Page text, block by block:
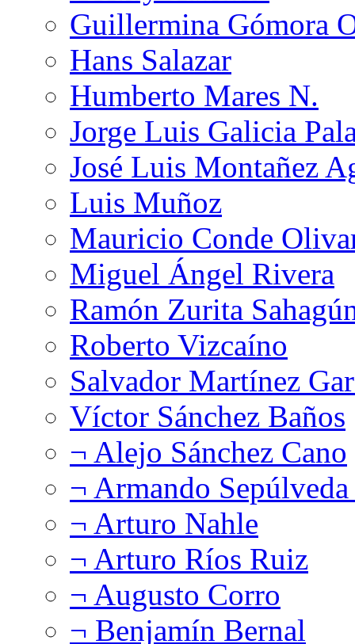
Guillermina Gómora
Hans Salazar
Humberto Mares N.
Jorge Luis Galicia
José Luis Montañez
Luis Muñoz
Mauricio Conde
Miguel Ángel Rivera
Ramón Zurita
Roberto Vizcaíno
Salvador Martínez
Víctor Sánchez Baños
¬ Alejo Sánchez Cano
¬ Armando
¬ Arturo Nahle
¬ Arturo Ríos Ruiz
¬ Augusto Corro
¬ Benjamín Bernal